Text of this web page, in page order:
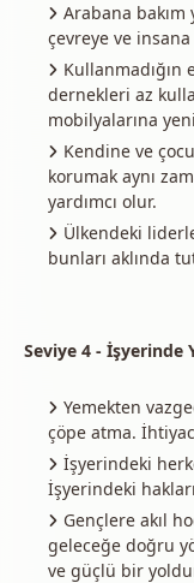
Arabana bakım
çevreye ve insana
Kullanmadığın
dernekleri az
mobilyalarına
Kendine ve
korumak aynı
yardımcı olur.
Ülkendeki
bunları aklında
Seviye 4 - İşyerinde
Yemekten
çöpe atma.
İşyerindeki
İşyerindeki
Gençlere akıl
geleceğe doğru
ve güçlü bir